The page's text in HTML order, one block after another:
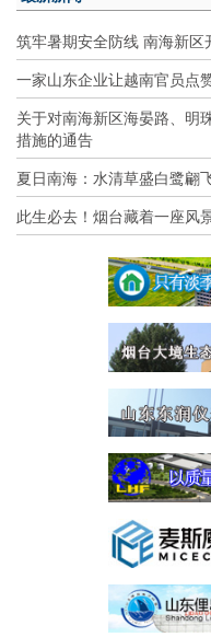
筑牢暑期安全防线 南海新
一家山东企业让越南官员点
关于对南海新区海晏路、明
措施的通告
夏日南海：水清草盛白鹭翩
此生必去！烟台藏着一座风